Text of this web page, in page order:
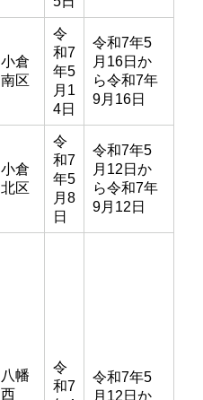
小倉
南区
令
和7
年5
月1
4日
令和7年5
月16日か
ら令和7年
9月16日
小倉
北区
令
和7
年5
月8
日
令和7年5
月12日か
ら令和7年
9月12日
八幡
西
令
和7
令和7年5
月12日か